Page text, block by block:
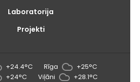
Laboratorija
Projekti
+24.4°C Rīga
+25°C
+24°C Viļāni
+28.1°C